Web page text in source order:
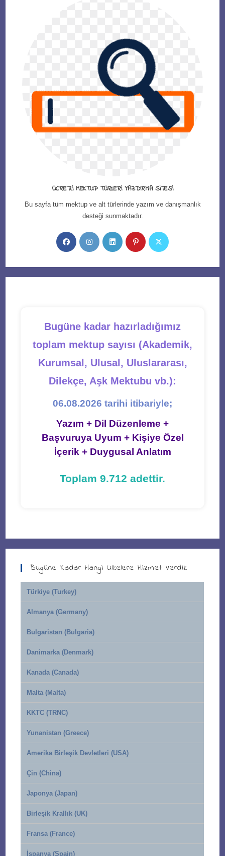
ÜCRETLI MEKTUP TÜRLERI YAZDIRMA SITESI
Bu sayfa tüm mektup ve alt türlerinde yazım ve danışmanlık
desteği sunmaktadır.
Opens
in
Opens
in
Opens
in
Opens
in
Opens
Bugüne kadar hazırladığımız
toplam mektup sayısı (Akademik,
Kurumsal, Ulusal, Uluslararası,
Dilekçe, Aşk Mektubu vb.):
06.08.2026 tarihi itibariyle;
Yazım + Dil Düzenleme +
Başvuruya Uyum + Kişiye Özel
İçerik + Duygusal Anlatım
Toplam 9.712 adettir.
Bugüne Kadar Hangi Ülkelere Hizmet Verdik
Türkiye (Turkey)
Almanya (Germany)
Bulgaristan (Bulgaria)
Danimarka (Denmark)
Kanada (Canada)
Malta (Malta)
KKTC (TRNC)
Yunanistan (Greece)
Amerika Birleşik Devletleri (USA)
Çin (China)
Japonya (Japan)
Birleşik Krallık (UK)
Fransa (France)
İspanya (Spain)